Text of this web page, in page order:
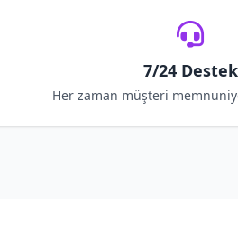
7/24 Destek
Her zaman müşteri